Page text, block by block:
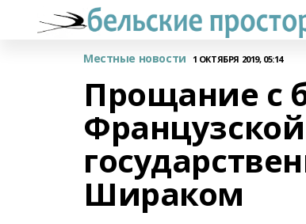
Местные новости 1 ОКТЯБРЯ 2019, 05:14
Прощание с
Шираком